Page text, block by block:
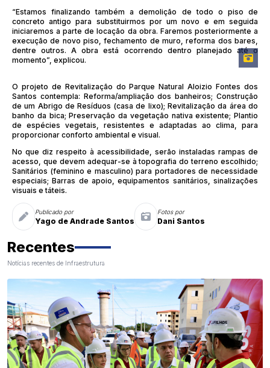
“Estamos finalizando também a demolição de todo o piso de
concreto antigo para substituirmos por um novo e em seguida
iniciaremos a parte de locação da obra. Faremos posteriormente a
execução de novo piso, fechamento de muro, reforma dos bares,
dentre outros. A obra está ocorrendo dentro planejado até o
momento”, explicou.
O projeto de Revitalização do Parque Natural Aloizio Fontes dos
Santos contempla: Reforma/ampliação dos banheiros; Construção
de um Abrigo de Resíduos (casa de lixo); Revitalização da área do
banho da bica; Preservação da vegetação nativa existente; Plantio
de espécies vegetais, resistentes e adaptadas ao clima, para
proporcionar conforto ambiental e visual.
No que diz respeito à acessibilidade, serão instaladas rampas de
acesso, que devem adequar-se à topografia do terreno escolhido;
Sanitários (feminino e masculino) para portadores de necessidade
especiais; Barras de apoio, equipamentos sanitários, sinalizações
visuais e táteis.
Publicado por
Yago de Andrade Santos
Fotos por
Dani Santos
Recentes
Notícias recentes de Infraestrutura